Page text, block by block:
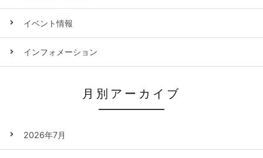
イベント情報
インフォメーション
月別アーカイブ
2026年7月